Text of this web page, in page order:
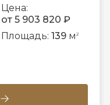
Цена:
от 5 903 820 ₽
Площадь: 139м 2